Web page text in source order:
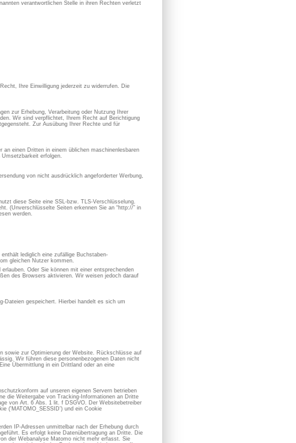
verantwortlichen Stelle in ihren Rechten verletzt
Ihre Einwilligung jederzeit zu widerrufen. Die
zur Erhebung, Verarbeitung oder Nutzung Ihrer
Wir sind verpflichtet, Ihrem Recht auf Berichtigung
Zur Ausübung Ihrer Rechte und für
einen Dritten in einem üblichen maschinenlesbaren
Umsetzbarkeit erfolgen.
von nicht ausdrücklich angeforderter Werbung,
diese Seite eine SSL-bzw. TLS-Verschlüsselung.
(Unverschlüsselte Seiten erkennen Sie an “http://” in
werden.
lediglich eine zufällige Buchstaben-
gleichen Nutzer kommen.
Oder Sie können mit einer entsprechenden
des Browsers aktivieren. Wir weisen jedoch darauf
Dateien gespeichert. Hierbei handelt es sich um
sowie zur Optimierung der Website. Rückschlüsse auf
Wir führen diese personenbezogenen Daten nicht
Übermittlung in ein Drittland oder an eine
auf unseren eigenen Servern betrieben
die Weitergabe von Tracking-Informationen an Dritte
von Art. 6 Abs. 1 lit. f DSGVO. Der Websitebetreiber
('MATOMO_SESSID') und ein Cookie
IP-Adressen unmittelbar nach der Erhebung durch
Es erfolgt keine Datenübertragung an Dritte. Die
der Webanalyse Matomo nicht mehr erfasst. Sie